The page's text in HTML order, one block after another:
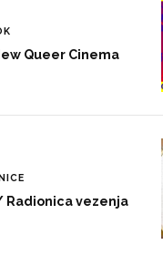
Queer Cinema
Radionica vezenja